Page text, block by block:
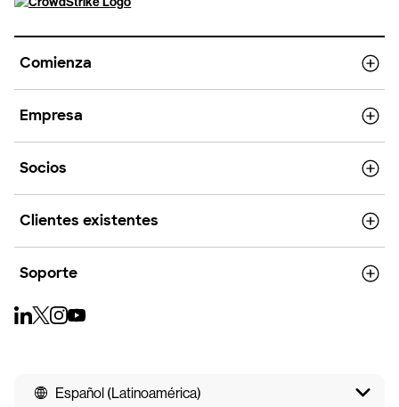
Comienza
Empresa
Socios
Clientes existentes
Soporte
Español (Latinoamérica)